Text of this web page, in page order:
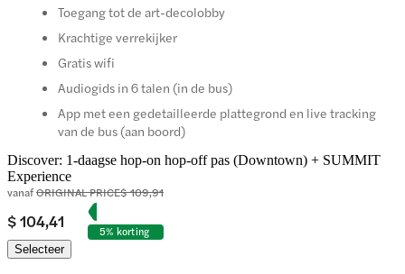
Toegang tot de art-decolobby
Krachtige verrekijker
Gratis wifi
Audiogids in 6 talen (in de bus)
App met een gedetailleerde plattegrond en live tracking
van de bus (aan boord)
Discover: 1-daagse hop-on hop-off pas (Downtown) + SUMMIT
Experience
vanafORIGINAL PRICE$ 109,91
$ 104,41
5% korting
Selecteer